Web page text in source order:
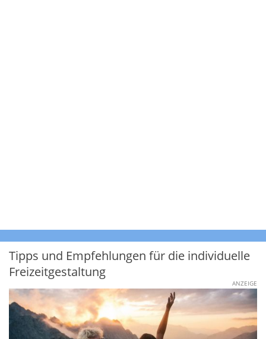
Tipps und Empfehlungen für die individuelle
Freizeitgestaltung
ANZEIGE